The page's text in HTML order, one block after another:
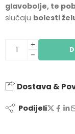
glavobolje, te
slučaju bolesti
Dostava &
Podijeli